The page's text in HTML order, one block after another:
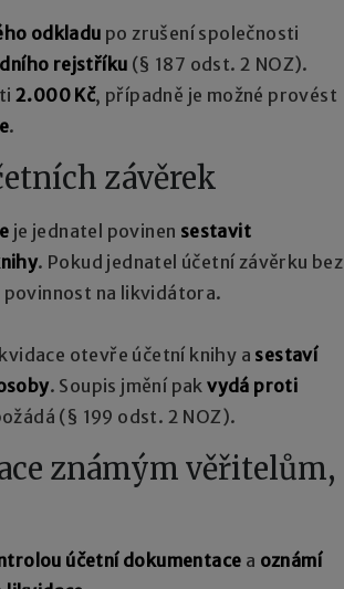
odkladu po zrušení společnosti
rejstříku (§ 187 odst. 2 NOZ).
2.000 Kč, případně je možné provést
.
závěrek
je jednatel povinen sestavit
. Pokud jednatel účetní závěrku bez
na likvidátora.
otevře účetní knihy a sestaví
. Soupis jmění pakvydá proti
(§ 199 odst. 2 NOZ).
známým věřitelům,
účetní dokumentace a oznámí